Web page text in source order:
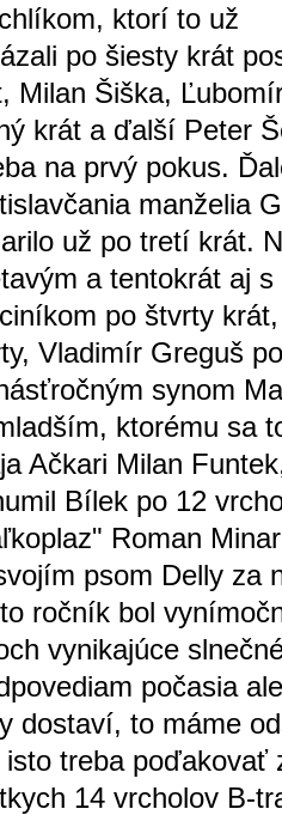
ktorí to už
po šiesty krát
Milan Šiška,
krát a ďalší Peter
na prvý pokus.
manželia
už po tretí krát.
a tentokrát aj
po štvrty
Vladimír Greguš
synom
ktorému sa
Ačkari Milan
Bílek po 12
Roman
psom Delly za
ročník bol
vynikajúce
počasia
dostaví, to máme
isto treba poďakovať
14 vrcholov B-